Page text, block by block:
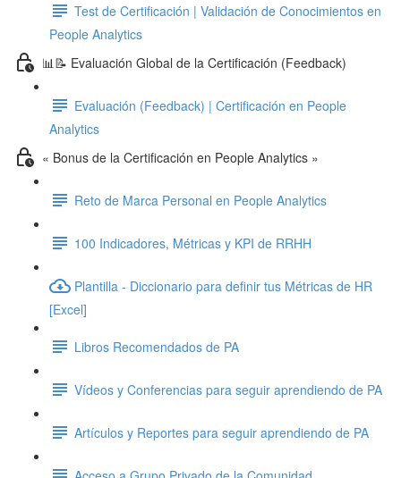
Test de Certificación | Validación de Conocimientos en
People Analytics
📊📝 Evaluación Global de la Certificación (Feedback)
Evaluación (Feedback) | Certificación en People
Analytics
« Bonus de la Certificación en People Analytics »
Reto de Marca Personal en People Analytics
100 Indicadores, Métricas y KPI de RRHH
Plantilla - Diccionario para definir tus Métricas de HR
[Excel]
Libros Recomendados de PA
Vídeos y Conferencias para seguir aprendiendo de PA
Artículos y Reportes para seguir aprendiendo de PA